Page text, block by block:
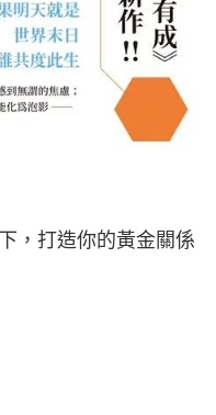
，打造你的黃金關係